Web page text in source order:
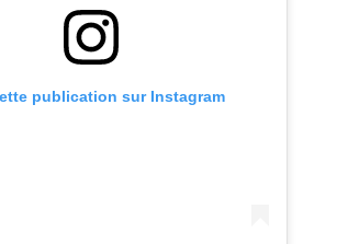
publication sur Instagram